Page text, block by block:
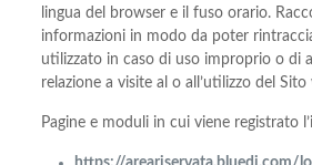
lingua del browser e il fuso orario.
informazioni in modo da poter
utilizzato in caso di uso improprio o di
relazione a visite al o all’utilizzo del Sito
Pagine e moduli in cui viene registrato